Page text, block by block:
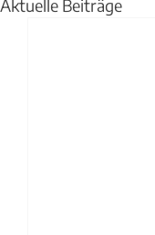
Aktuelle Beiträge